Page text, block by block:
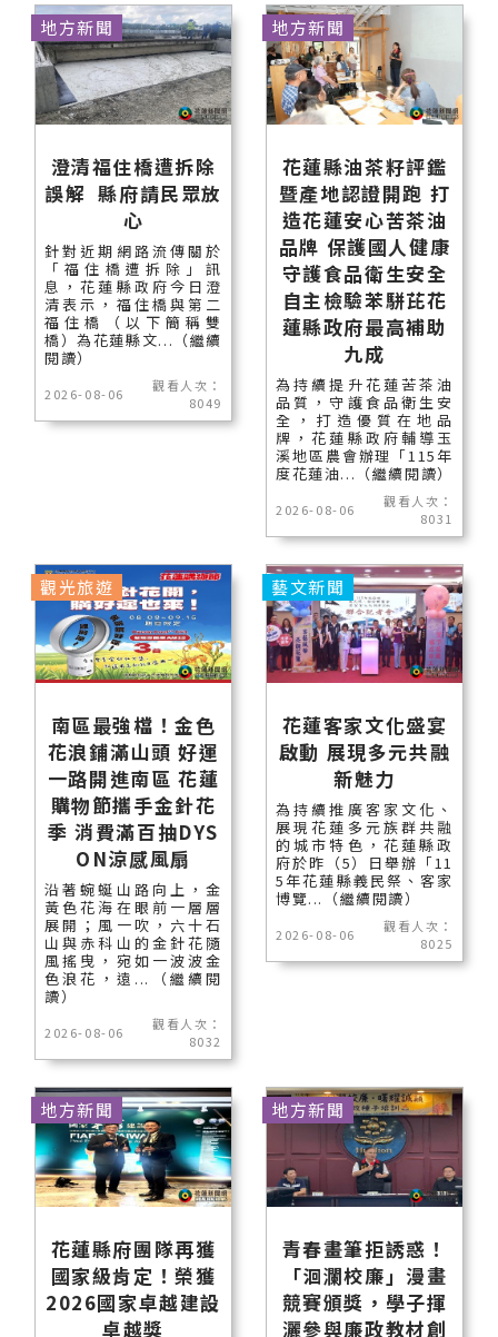
澄清福住橋遭拆除
誤解 縣府請民眾放
心
針對近期網路流傳關於
「福住橋遭拆除」訊
息，花蓮縣政府今日澄
清表示，福住橋與第二
福住橋（以下簡稱雙
橋）為花蓮縣文...（繼續
閱讀）
2026-08-06
觀看人次：
8049
地方新聞
花蓮縣油茶籽評鑑
暨產地認證開跑 打
造花蓮安心苦茶油
品牌 保護國人健康
守護食品衛生安全
自主檢驗苯駢芘花
蓮縣政府最高補助
九成
為持續提升花蓮苦茶油
品質，守護食品衛生安
全，打造優質在地品
牌，花蓮縣政府輔導玉
溪地區農會辦理「115年
度花蓮油...（繼續閱讀）
2026-08-06
觀看人次：
8031
地方新聞
南區最強檔！金色
花浪鋪滿山頭 好運
一路開進南區 花蓮
購物節攜手金針花
季 消費滿百抽DYS
ON涼感風扇
沿著蜿蜒山路向上，金
黃色花海在眼前一層層
展開；風一吹，六十石
山與赤科山的金針花隨
風搖曳，宛如一波波金
色浪花，遠...（繼續閱
讀）
2026-08-06
觀看人次：
8032
觀光旅遊
花蓮客家文化盛宴
啟動 展現多元共融
新魅力
為持續推廣客家文化、
展現花蓮多元族群共融
的城市特色，花蓮縣政
府於昨（5）日舉辦「11
5年花蓮縣義民祭、客家
博覽...（繼續閱讀）
2026-08-06
觀看人次：
8025
藝文新聞
花蓮縣府團隊再獲
國家級肯定！榮獲
2026國家卓越建設
卓越獎
地方新聞
青春畫筆拒誘惑！
「洄瀾校廉」漫畫
競賽頒獎，學子揮
灑參與廉政教材創
地方新聞